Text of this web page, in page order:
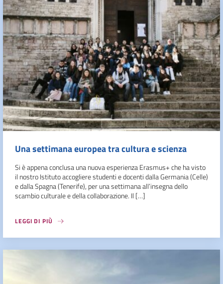
Una settimana europea tra cultura e scienza
Si è appena conclusa una nuova esperienza Erasmus+ che ha visto
il nostro Istituto accogliere studenti e docenti dalla Germania (Celle)
e dalla Spagna (Tenerife), per una settimana all’insegna dello
scambio culturale e della collaborazione. Il […]
LEGGI DI PIÙ